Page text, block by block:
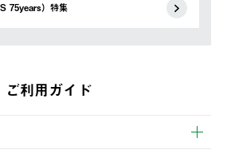
75years）特集
ご利用ガイド